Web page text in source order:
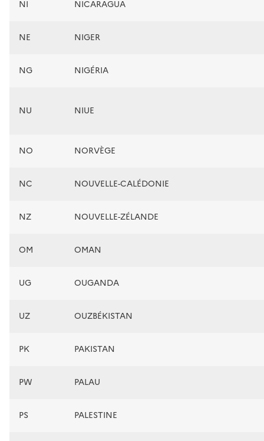
NI NICARAGUA
NE NIGER
NG NIGÉRIA
NU NIUE
NO NORVÈGE
NC NOUVELLE-CALÉDONIE
NZ NOUVELLE-ZÉLANDE
OM OMAN
UG OUGANDA
UZ OUZBÉKISTAN
PK PAKISTAN
PW PALAU
PS PALESTINE